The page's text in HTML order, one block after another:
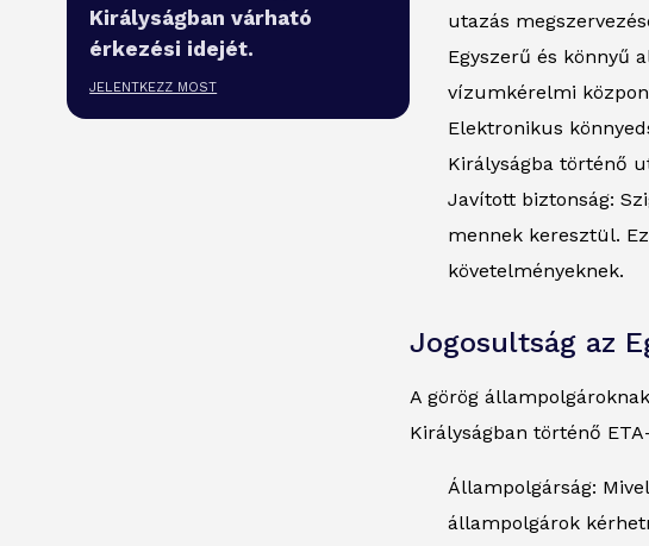
Királyságban várható
érkezési idejét.
JELENTKEZZ MOST
utazás
Egyszerű és könnyű
vízumkérelmi
Elektronikus
Királyságba történő
Javított biztonság:
mennek keresztül.
követelményeknek.
Jogosultság az
A görög
Királyságban történő
Állampolgárság:
állampolgárok